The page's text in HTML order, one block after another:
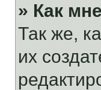
» Как
Так же,
их